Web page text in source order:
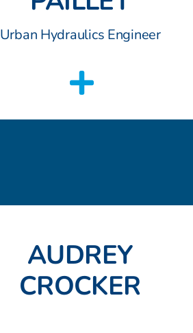
Urban Hydraulics Engineer
AUDREY
CROCKER